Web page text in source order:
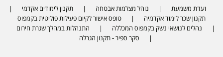
ועדת משמעת נוהל מצלמות אבטחה
תקנון לימודים אקדמי
תקנון שכר לימוד אקדמיה
טופס אישור לקיום פעילות פוליטית בקמפוס
נהלים לנושאי נשק בקמפוס המכללה
התנהלות במהלך שגרת חירום
סקר ספיר - תקנון הגרלה